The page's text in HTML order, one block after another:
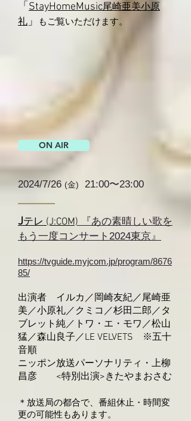
「 StayHomeMusic尾崎亜美小原
礼 」 もご覧いただけます。
ON AIR
2024/7/26 (金) 21:00〜23:00
Jテレ (J:COM)​ ​ 『あの素晴しい歌を
もう一度コンサート2024東京』
https://tvguide.myjcom.jp/program/8676
85/
出演者 イルカ／岡崎友紀／尾崎亜
美／小原礼／クミコ／杉田二郎／タ
ブレット純／トワ・エ・モワ／松山
猛／森山良子／LE VELVETS ※五十
音順
ニッポン放送パーソナリティ・上柳
昌彦 <特別出演>きたやまおさむ
＊放送局の都合で、番組休止・時間変
更の可能性もあります。